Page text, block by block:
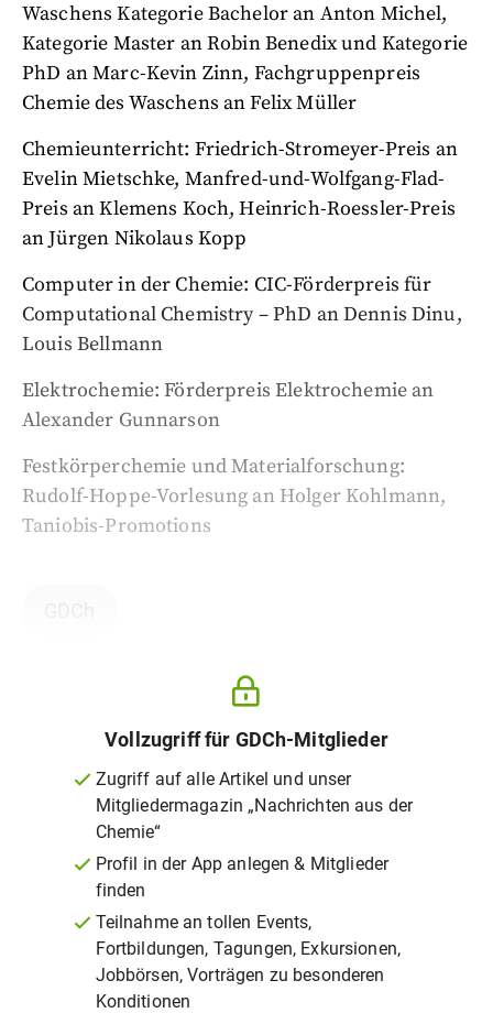
Waschens Kategorie Bachelor an Anton Michel,
Kategorie Master an Robin Benedix und Kategorie
PhD an Marc-Kevin Zinn, Fachgruppenpreis
Chemie des Waschens an Felix Müller
Chemieunterricht: Friedrich-Stromeyer-Preis an
Evelin Mietschke, Manfred-und-Wolfgang-Flad-
Preis an Klemens Koch, Heinrich-Roessler-Preis
an Jürgen Nikolaus Kopp
Computer in der Chemie: CIC-Förderpreis für
Computational Chemistry – PhD an Dennis Dinu,
Louis Bellmann
Elektrochemie: Förderpreis Elektrochemie an
Alexander Gunnarson
Festkörperchemie und Materialforschung:
Rudolf-Hoppe-Vorlesung an Holger Kohlmann,
Taniobis-Promotions
Vollzugriff für GDCh-Mitglieder
Zugriff auf alle Artikel und unser
Mitgliedermagazin „Nachrichten aus der
Chemie“
Profil in der App anlegen & Mitglieder
finden
Teilnahme an tollen Events,
Fortbildungen, Tagungen, Exkursionen,
Jobbörsen, Vorträgen zu besonderen
Konditionen